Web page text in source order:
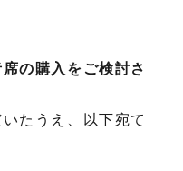
の購入をご検討さ
たうえ、以下宛て